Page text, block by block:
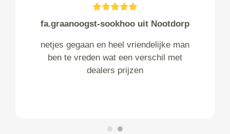
fa.graanoogst-sookhoo uit Nootdorp
netjes gegaan en heel vriendelijke man
ben te vreden wat een verschil met
dealers prijzen